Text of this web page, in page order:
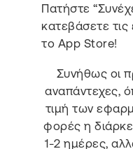
Πατήστε
κατεβάσετε
το App Store!
Συνήθως οι
αναπάντεχες,
τιμή των
φορές η
1-2 ημέρες,